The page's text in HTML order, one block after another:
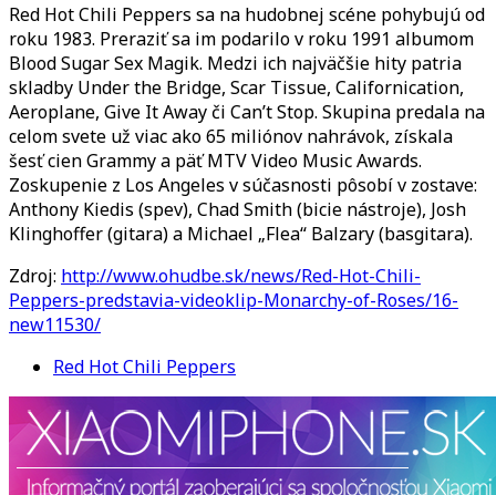
Red Hot Chili Peppers sa na hudobnej scéne pohybujú od
roku 1983. Preraziť sa im podarilo v roku 1991 albumom
Blood Sugar Sex Magik. Medzi ich najväčšie hity patria
skladby Under the Bridge, Scar Tissue, Californication,
Aeroplane, Give It Away či Can’t Stop. Skupina predala na
celom svete už viac ako 65 miliónov nahrávok, získala
šesť cien Grammy a päť MTV Video Music Awards.
Zoskupenie z Los Angeles v súčasnosti pôsobí v zostave:
Anthony Kiedis (spev), Chad Smith (bicie nástroje), Josh
Klinghoffer (gitara) a Michael „Flea“ Balzary (basgitara).
Zdroj: http://www.ohudbe.sk/news/Red-Hot-Chili-
Peppers-predstavia-videoklip-Monarchy-of-Roses/16-
new11530/
Red Hot Chili Peppers